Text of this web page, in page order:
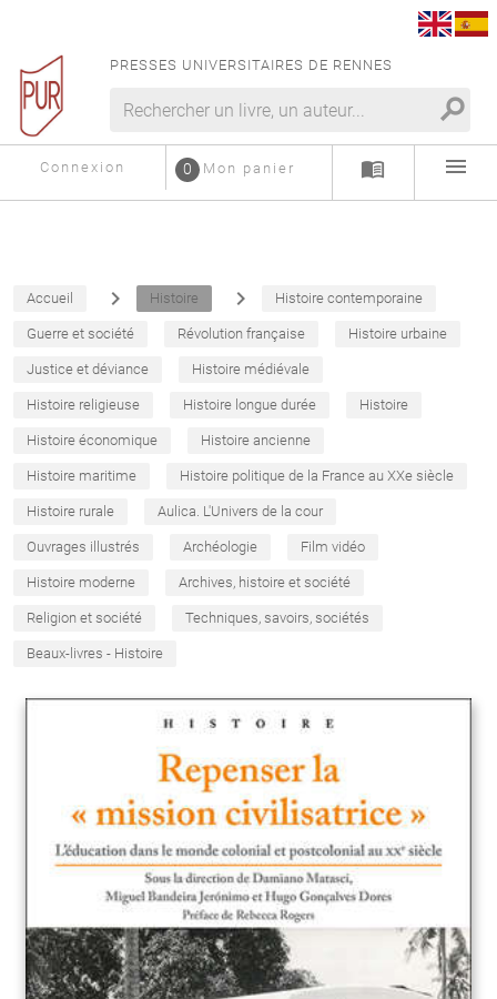
PRESSES UNIVERSITAIRES DE RENNES
search
Connexion Mon panier
0 menu_book menu
Accueil navigate_next Histoire navigate_next Histoire contemporaine
Guerre et société Révolution française Histoire urbaine
Justice et déviance Histoire médiévale
Histoire religieuse Histoire longue durée Histoire
Histoire économique Histoire ancienne
Histoire maritime Histoire politique de la France au XXe siècle
Histoire rurale Aulica. L'Univers de la cour
Ouvrages illustrés Archéologie Film vidéo
Histoire moderne Archives, histoire et société
Religion et société Techniques, savoirs, sociétés
Beaux-livres - Histoire